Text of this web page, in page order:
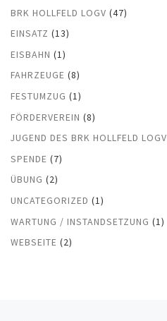
BRK HOLLFELD LOGV (47)
EINSATZ (13)
EISBAHN (1)
FAHRZEUGE (8)
FESTUMZUG (1)
FÖRDERVEREIN (8)
JUGEND DES BRK HOLLFELD LOGV
SPENDE (7)
ÜBUNG (2)
UNCATEGORIZED (1)
WARTUNG / INSTANDSETZUNG (1)
WEBSEITE (2)